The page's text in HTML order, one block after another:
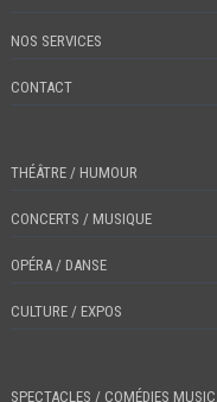
NOS SERVICES
CONTACT
THÉÂTRE / HUMOUR
CONCERTS / MUSIQUE
OPÉRA / DANSE
CULTURE / EXPOS
SPECTACLES / COMÉDIES